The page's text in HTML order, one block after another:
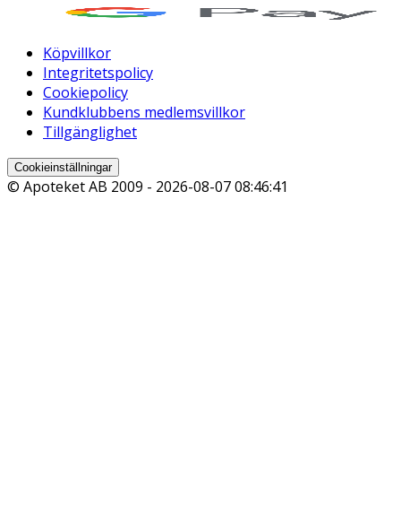
Köpvillkor
Integritetspolicy
Cookiepolicy
Kundklubbens medlemsvillkor
Tillgänglighet
Cookieinställningar
© Apoteket AB 2009 - 2026-08-07 08:46:41